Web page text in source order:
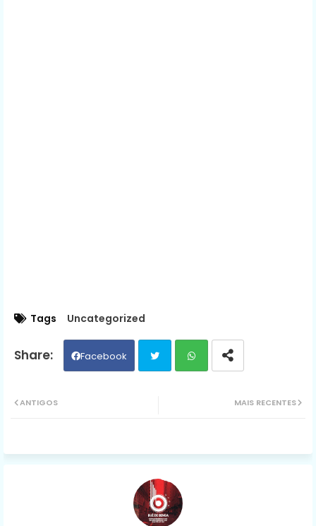
Tags Uncategorized
Facebook
ap
MAIS RECENTES
ANTIGOS